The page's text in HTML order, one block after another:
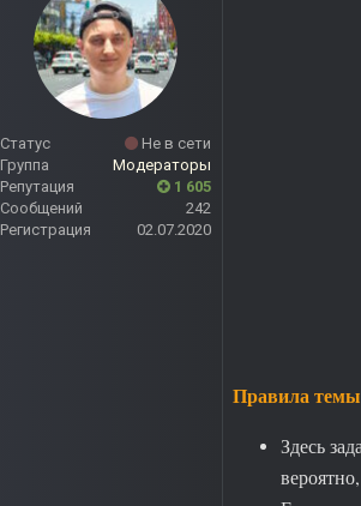
Статус
Не в сети
Группа
Модераторы
Репутация
1 605
Сообщений
242
Регистрация
02.07.2020
Правила
Здесь